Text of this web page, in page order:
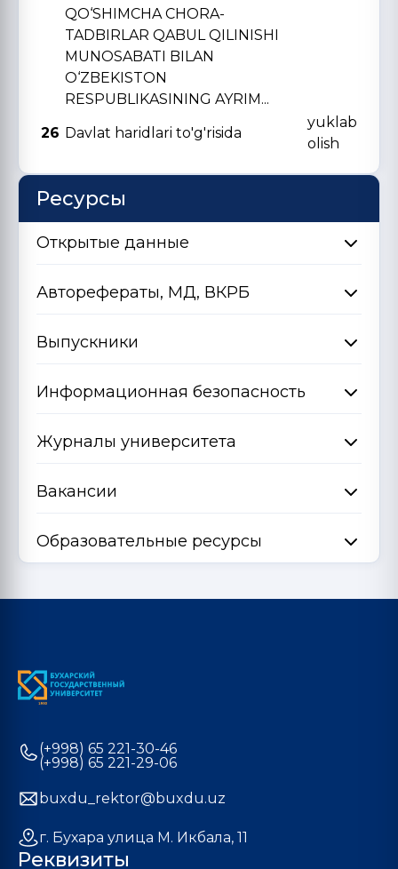
QO‘SHIMCHA CHORA-
TADBIRLAR QABUL QILINISHI
MUNOSABATI BILAN
O‘ZBЕKISTON
RЕSPUBLIKASINING AYRIM...
26 Davlat haridlari to'g'risida
yuklab
olish
Ресурсы
Открытые данные
Авторефераты, МД, ВКРБ
Выпускники
Информационная безопасность
Журналы университета
Вакансии
Образовательные ресурсы
(+998) 65 221-30-46
(+998) 65 221-29-06
buxdu_rektor@buxdu.uz
г. Бухара улица М. Икбала, 11
Реквизиты